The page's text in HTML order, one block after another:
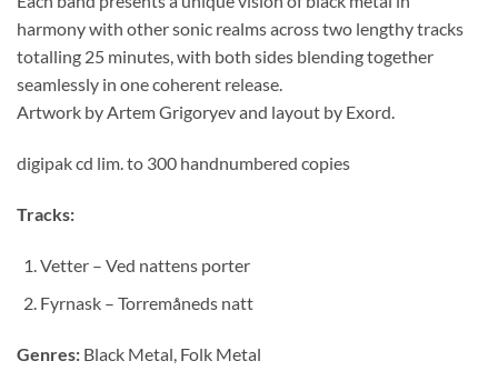
harmony with other sonic realms across two lengthy tracks
totalling 25 minutes, with both sides blending together
seamlessly in one coherent release.
Artwork by Artem Grigoryev and layout by Exord.
digipak cd lim. to 300 handnumbered copies
Tracks:
Vetter – Ved nattens porter
Fyrnask – Torremåneds natt
Genres: Black Metal, Folk Metal